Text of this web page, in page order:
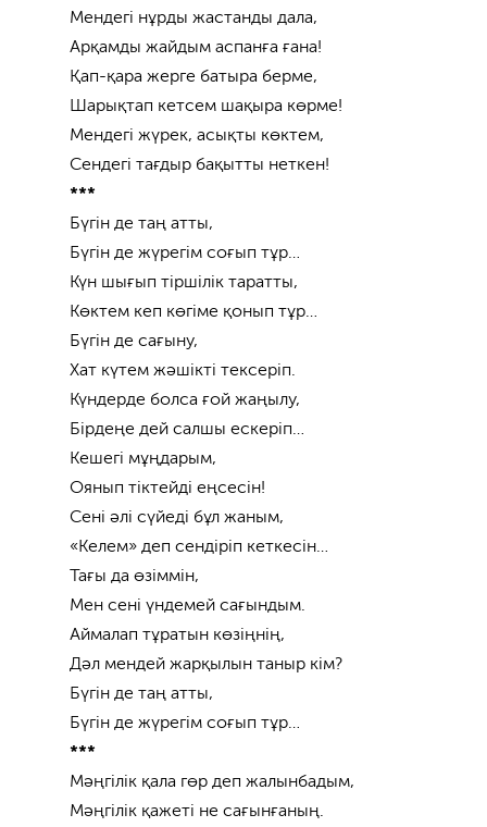
Мендегі нұрды жастанды дала,
Арқамды жайдым аспанға ғана!
Қап-қара жерге батыра берме,
Шарықтап кетсем шақыра көрме!
Мендегі жүрек, асықты көктем,
Сендегі тағдыр бақытты неткен!
***
Бүгін де таң атты,
Бүгін де жүрегім соғып тұр…
Күн шығып тіршілік таратты,
Көктем кеп көгіме қонып тұр…
Бүгін де сағыну,
Хат күтем жәшікті тексеріп.
Күндерде болса ғой жаңылу,
Бірдеңе дей салшы ескеріп…
Кешегі мұңдарым,
Оянып тіктейді еңсесін!
Сені әлі сүйеді бұл жаным,
«Келем» деп сендіріп кеткесін…
Тағы да өзіммін,
Мен сені үндемей сағындым.
Аймалап тұратын көзіңнің,
Дәл мендей жарқылын таныр кім?
Бүгін де таң атты,
Бүгін де жүрегім соғып тұр…
***
Мәңгілік қала гөр деп жалынбадым,
Мәңгілік қажеті не сағынғаның.